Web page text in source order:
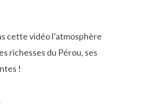
cette vidéo l’atmosphère
richesses du Pérou, ses
!